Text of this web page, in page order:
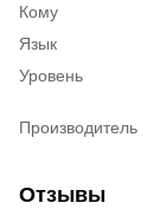
Кому
Язык
Уровень
Производитель
Отзывы